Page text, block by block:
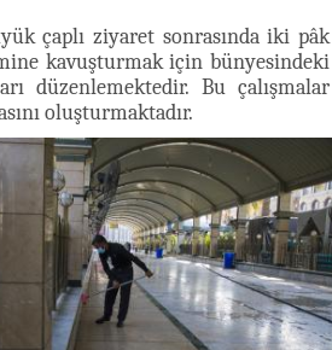
çaplı ziyaret sonrasında iki pâk
kavuşturmak için bünyesindeki
düzenlemektedir. Bu çalışmalar
oluşturmaktadır.